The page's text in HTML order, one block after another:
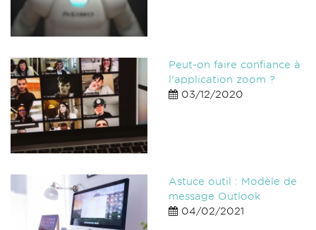
Peut-on faire confiance à
l’application zoom ?
03/12/2020
Astuce outil : Modèle de
message Outlook
04/02/2021